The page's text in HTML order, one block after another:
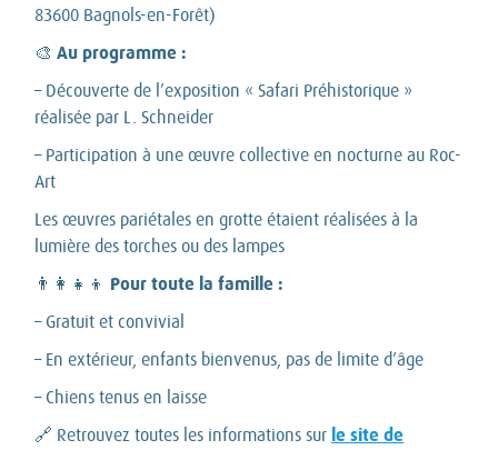
83600 Bagnols-en-Forêt)
🎨 Au programme :
– Découverte de l’exposition « Safari Préhistorique »
réalisée par L. Schneider
– Participation à une œuvre collective en nocturne au Roc-
Art
Les œuvres pariétales en grotte étaient réalisées à la
lumière des torches ou des lampes
👨‍👩‍👧‍👦 Pour toute la famille :
– Gratuit et convivial
– En extérieur, enfants bienvenus, pas de limite d’âge
– Chiens tenus en laisse
🔗 Retrouvez toutes les informations sur le site de